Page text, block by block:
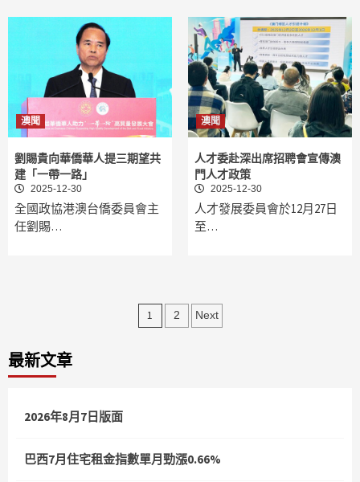
澳聞
劉賜貴向華僑華人提三期望共
建「一帶一路」
2025-12-30
全國政協港澳台僑委員會主
任劉賜…
澳聞
人才委赴深出席招聘會宣傳澳
門人才政策
2025-12-30
人才發展委員會於12月27日
至…
文
1 2 Next
最新文章
2026年8月7日版面
巴西7月住宅租金指數單月勁漲0.66%